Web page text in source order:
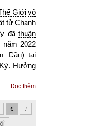
Giới vô
tử Chánh
đã thuận
2022
Dần) tại
Hưởng
Đọc thêm
6
7